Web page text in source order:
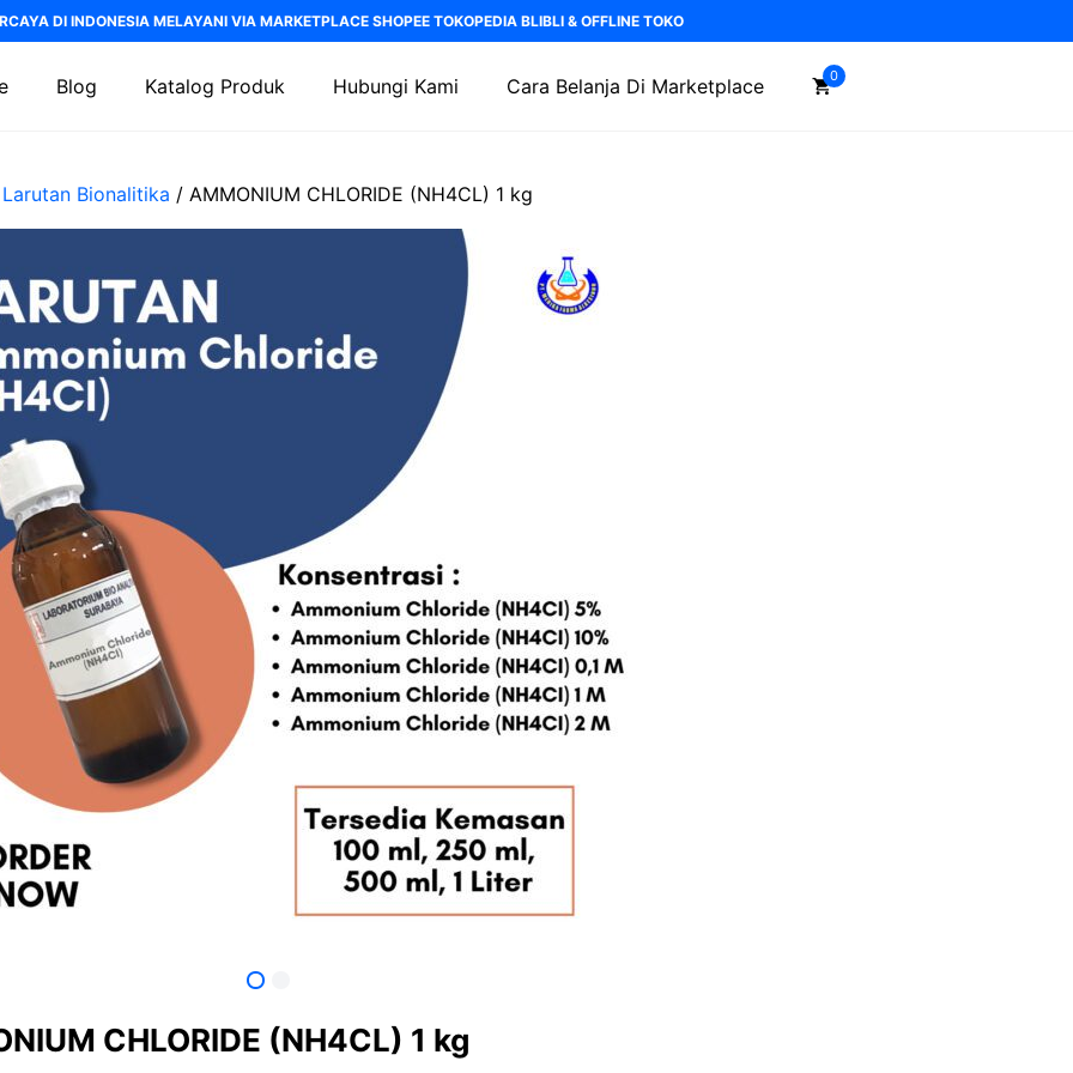
DI INDONESIA MELAYANI VIA MARKETPLACE SHOPEE TOKOPEDIA BLIBLI & OFFLINE TOKO
Blog Katalog Produk Hubungi Kami Cara Belanja Di Marketplace 0
Larutan Bionalitika / AMMONIUM CHLORIDE (NH4CL) 1 kg
CHLORIDE (NH4CL) 1 kg